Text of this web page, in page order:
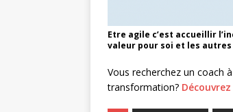
Etre agile c’est accueillir
valeur pour soi et les autres
Vous recherchez un coach
transformation?